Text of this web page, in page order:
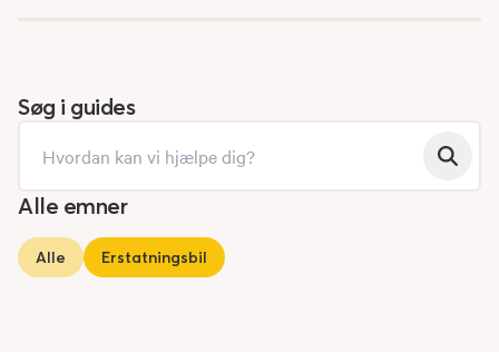
Søg i guides
Alle emner
Alle Erstatningsbil